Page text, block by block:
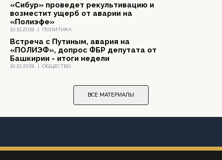
10.10.2019 | ПОЛИТИКА
«Сибур» проведет рекультивацию и
возместит ущерб от аварии на
«Полиэфе»
10.10.2019 | ОБЩЕСТВО
Встреча с Путиным, авария на
«ПОЛИЭФ», допрос ФБР депутата от
Башкирии - итоги недели
ВСЕ МАТЕРИАЛЫ